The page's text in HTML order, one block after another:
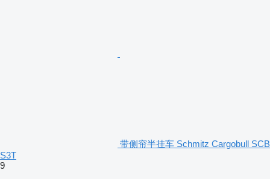
带侧帘半挂车 Schmitz Cargobull SCB
S3T
9